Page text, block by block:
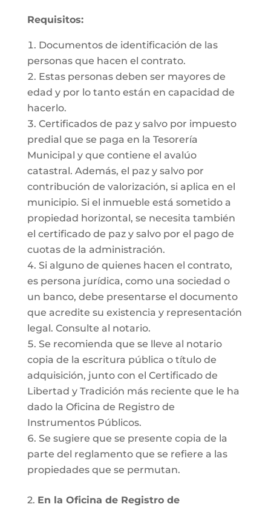
Requisitos:
Documentos de identificación de las
personas que hacen el contrato.
Estas personas deben ser mayores de
edad y por lo tanto están en capacidad de
hacerlo.
Certificados de paz y salvo por impuesto
predial que se paga en la Tesorería
Municipal y que contiene el avalúo
catastral. Además, el paz y salvo por
contribución de valorización, si aplica en el
municipio. Si el inmueble está sometido a
propiedad horizontal, se necesita también
el certificado de paz y salvo por el pago de
cuotas de la administración.
Si alguno de quienes hacen el contrato,
es persona jurídica, como una sociedad o
un banco, debe presentarse el documento
que acredite su existencia y representación
legal. Consulte al notario.
Se recomienda que se lleve al notario
copia de la escritura pública o título de
adquisición, junto con el Certificado de
Libertad y Tradición más reciente que le ha
dado la Oficina de Registro de
Instrumentos Públicos.
Se sugiere que se presente copia de la
parte del reglamento que se refiere a las
propiedades que se permutan.
2. En la Oficina de Registro de